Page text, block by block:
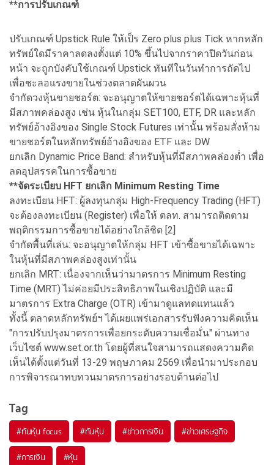
**การปรับเกณฑ์
ปรับเกณฑ์ Upstick Rule ให้เป็ร Zero plus plus Tick หากหลัก
ทรัพย์ใดมีราคาลดลงตั้งแต่ 10% ขึ้นไปจากราคาปิดวันก่อน
หน้า จะถูกบังคับใช้เกณฑ์ Upstick ทันทีในวันทำการถัดไป
เพื่อชะลอแรงขายในช่วงตลาดผันผวน
จำกัดวงหุ้นขายชอร์ต: จะอนุญาตให้ขายชอร์ตได้เฉพาะหุ้นที่
มีสภาพคล่องสูง เช่น หุ้นในกลุ่ม SET100, ETF, DR และหลัก
ทรัพย์อ้างอิงของ Single Stock Futures เท่านั้น พร้อมสั่งห้าม
ขายชอร์ตในหลักทรัพย์อ้างอิงของ ETF และ DW
ยกเลิก Dynamic Price Band: สำหรับหุ้นที่มีสภาพคล่องต่ำ เพื่อ
ลดอุปสรรคในการซื้อขาย
**จัดระเบียบ HFT ยกเลิก Minimum Resting Time
ลงทะเบียน HFT: ผู้ลงทุนกลุ่ม High-Frequency Trading (HFT)
จะต้องลงทะเบียน (Register) เพื่อให้ ตลท. สามารถติดตาม
พฤติกรรมการซื้อขายได้อย่างใกล้ชิด [2]
จำกัดพื้นที่เล่น: จะอนุญาตให้กลุ่ม HFT เข้าซื้อขายได้เฉพาะ
ในหุ้นที่มีสภาพคล่องสูงเท่านั้น
ยกเลิก MRT: เนื่องจากเห็นว่ามาตรการ Minimum Resting
Time (MRT) ไม่ค่อยมีประสิทธิภาพในเชิงปฏิบัติ และมี
มาตรการ Extra Charge (OTR) เข้ามาดูแลทดแทนแล้ว
ทั้งนี้ ตลาดหลักทรัพย์ฯ ได้เผยแพร่เอกสารรับฟังความคิดเห็น
"การปรับปรุงมาตรการเพื่อยกระดับความเชื่อมั่น" ผ่านทาง
เว็บไซต์ www.set.or.th โดยผู้ที่สนใจสามารถแสดงความคิด
เห็นได้ตั้งแต่วันที่ 13-29 พฤษภาคม 2569 เพื่อนำมาประกอบ
การพิจารณาทบทวนมาตรการอย่างรอบด้านต่อไป
Tag
#ทันหุ้น focus #ทันหุ้น #ข่าวการเงิน #ข่าวเศรษฐกิจ
#การเงิน #หุ้น